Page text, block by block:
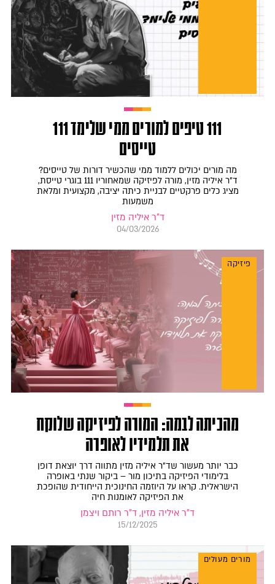
111 טיפים למורים ממי שלימד 111
טייסים
מה מורים יכולים ללמוד ממי שהכשיר דורות של טייסים?
ד"ר איליה מזין, מורה לפיזיקה שמאחוריו 111 בוגרי טייסת,
מציג כלים פרקטיים לבניית כיתה יציבה, מקצועית ומלאת
משמעות
ד"ר איליה מזין
04/03/2026
פיזיקה
מהכיתה לבמה: המורה לפיזיקה שלוקח
את תלמידיו לאופרה
כבר יותר מעשור שד"ר איליה מזין מתווה דרך יוצאת דופן
בלימודי הפיזיקה בתיכון מור – ביקור שנתי באופרה
הישראלית. קראו על היוזמה החינוכית הייחודית שהופכת
את הפיזיקה לאומנות חיה
ד"ר איליה מזין, ד"ר רותם ויצמן
15/12/2025
מורים מעולים